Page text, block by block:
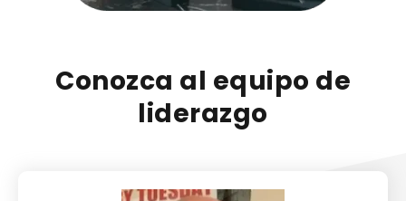
Conozca al equipo de
liderazgo